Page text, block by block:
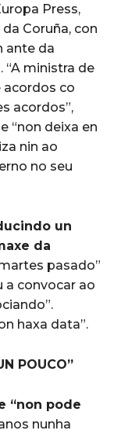
Press,
Coruña, con
ante da
“A ministra de
acordos co
acordos”,
“non deixa en
nin ao
no seu
un
da
pasado”
a convocar ao
haxa data”.
POUCO”
“non pode
nunha